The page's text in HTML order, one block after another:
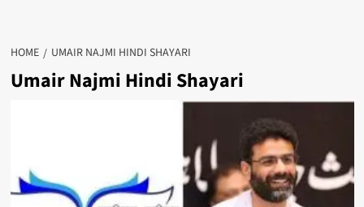
HOME UMAIR NAJMI HINDI SHAYARI
Umair Najmi Hindi Shayari